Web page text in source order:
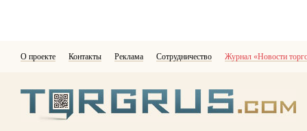
О проекте Контакты Реклама Сотрудничество Журнал «Новости